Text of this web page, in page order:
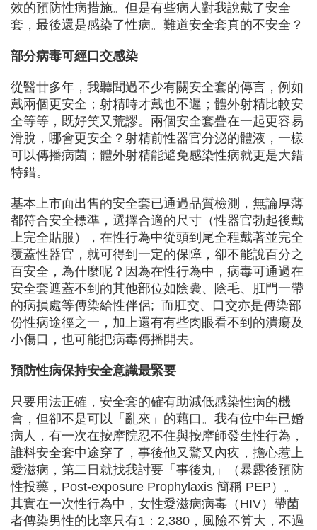
效的預防性病措施。但是有些病人對我說戴了安全
套，最後還是感染了性病。難道安全套真的不安全？
部分病毒可經口交感染
從醫廿多年，我聽聞過不少有關安全套的傳言，例如
戴兩個更安全；射精時才戴也不遲；體外射精比較安
全等等，既好笑又荒謬。兩個安全套疊在一起更容易
滑脫，哪會更安全？射精前性器官分泌的體液，一樣
可以傳播病菌；體外射精能避免感染性病就更是大錯
特錯。
基本上市面出售的安全套已通過品質檢測，無論厚薄
都符合安全標準，選擇合適的尺寸（性器官勃起後戴
上完全貼服），在性行為中從頭到尾全程戴著並完全
覆蓋性器官，就可得到一定的保障，卻不能說百分之
百安全，為什麼呢？因為在性行為中，病毒可通過在
安全套遮蓋不到的其他部位如陰囊、陰毛、肛門一帶
的病損處等傳染給性伴侶; 而肛交、口交亦是傳染部
份性病途徑之一，加上還有有些肉眼看不到的潰瘍及
小傷口，也可能把病毒傳播開去。
預防性病保持安全意識最緊要
只要用法正確，安全套的確有助減低感染性病的機
會，但卻不是可以「亂來」的藉口。我有位中年已婚
病人，有一次在按摩院忍不住與按摩師發生性行為，
誰料安全套中途穿了，事後他又驚又內疚，擔心惹上
愛滋病，第二日就找我討要「事後丸」（暴露後預防
性投藥，Post-exposure Prophylaxis 簡稱 PEP）。
其實在一次性行為中，女性愛滋病病毒（HIV）帶菌
者傳染男性的比率只有1：2,380，風險不算大，不過